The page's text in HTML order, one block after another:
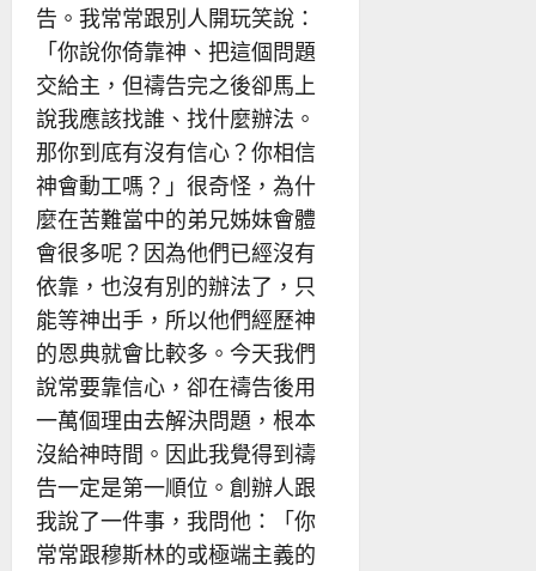
告。我常常跟別人開玩笑說：
「你說你倚靠神、把這個問題
交給主，但禱告完之後卻馬上
說我應該找誰、找什麼辦法。
那你到底有沒有信心？你相信
神會動工嗎？」很奇怪，為什
麼在苦難當中的弟兄姊妹會體
會很多呢？因為他們已經沒有
依靠，也沒有別的辦法了，只
能等神出手，所以他們經歷神
的恩典就會比較多。今天我們
說常要靠信心，卻在禱告後用
一萬個理由去解決問題，根本
沒給神時間。因此我覺得到禱
告一定是第一順位。創辦人跟
我說了一件事，我問他：「你
常常跟穆斯林的或極端主義的